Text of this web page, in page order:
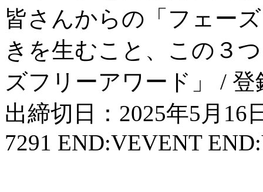
皆さんからの「フェー
きを生むこと、この３
ズフリーアワード」 / 登
出締切日：2025年5月16
7291 END:VEVENT